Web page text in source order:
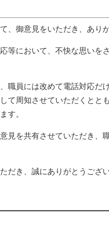
、御意見をいただき、あり
等において、不快な思いを
職員には改めて電話対応だ
て周知させていただくとと
す。
見を共有させていただき、
だき、誠にありがとうござい